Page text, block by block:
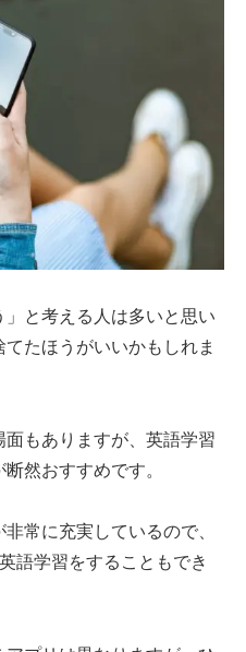
」と考える人は多いと思い
たほうがいいかもしれま
もありますが、英語学習
然おすすめです。
常に充実しているので、
語学習をすることもでき